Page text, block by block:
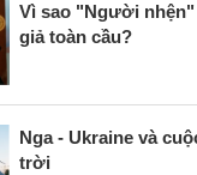
Vì sao "Người
giả toàn cầu?
Nga - Ukraine và
trời